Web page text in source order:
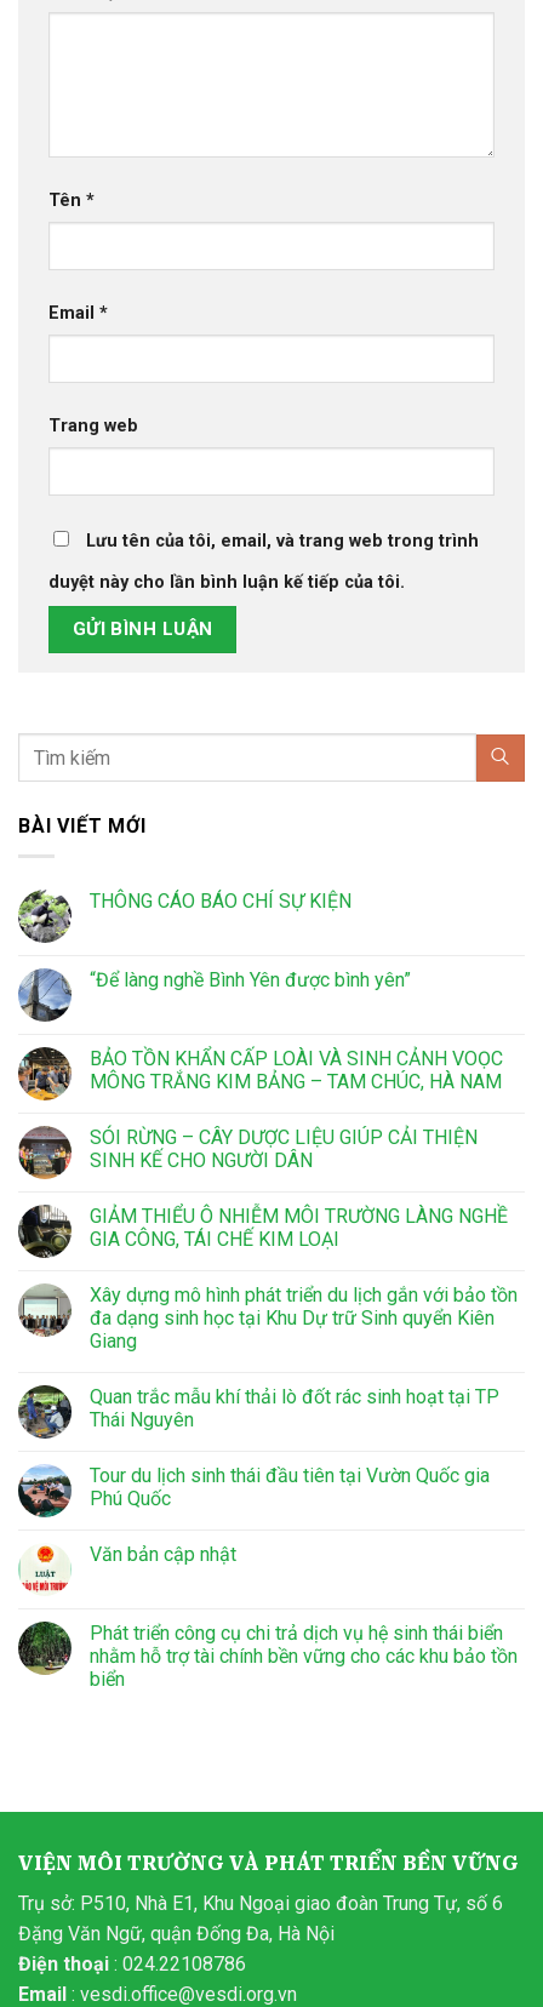
Tên *
Email *
Trang web
Lưu tên của tôi, email, và trang web trong trình
duyệt này cho lần bình luận kế tiếp của tôi.
BÀI VIẾT MỚI
THÔNG CÁO BÁO CHÍ SỰ KIỆN
“Để làng nghề Bình Yên được bình yên”
BẢO TỒN KHẨN CẤP LOÀI VÀ SINH CẢNH VOỌC
MÔNG TRẮNG KIM BẢNG – TAM CHÚC, HÀ NAM
SÓI RỪNG – CÂY DƯỢC LIỆU GIÚP CẢI THIỆN
SINH KẾ CHO NGƯỜI DÂN
GIẢM THIỂU Ô NHIỄM MÔI TRƯỜNG LÀNG NGHỀ
GIA CÔNG, TÁI CHẾ KIM LOẠI
Xây dựng mô hình phát triển du lịch gắn với bảo tồn
đa dạng sinh học tại Khu Dự trữ Sinh quyển Kiên
Giang
Quan trắc mẫu khí thải lò đốt rác sinh hoạt tại TP
Thái Nguyên
Tour du lịch sinh thái đầu tiên tại Vườn Quốc gia
Phú Quốc
Văn bản cập nhật
Phát triển công cụ chi trả dịch vụ hệ sinh thái biển
nhằm hỗ trợ tài chính bền vững cho các khu bảo tồn
biển
VIỆN MÔI TRƯỜNG VÀ PHÁT TRIỂN BỀN VỮNG
Trụ sở: P510, Nhà E1, Khu Ngoại giao đoàn Trung Tự, số 6
Đặng Văn Ngữ, quận Đống Đa, Hà Nội
Điện thoại : 024.22108786
Email : vesdi.office@vesdi.org.vn